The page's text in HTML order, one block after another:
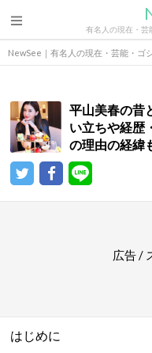
有名人の現在・芸
NewSee｜有名人の現在・芸能・ゴ
平山美春の昔
い立ちや経歴
の理由の経緯
広告 /
はじめに